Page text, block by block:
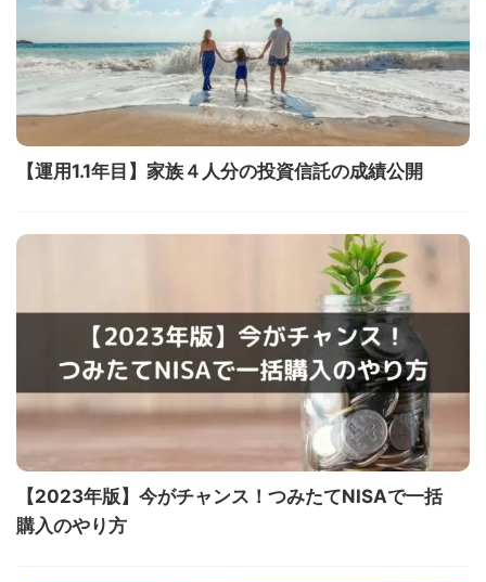
【運用1.1年目】家族４人分の投資信託の成績公開
【2023年版】今がチャンス！つみたてNISAで一括
購入のやり方